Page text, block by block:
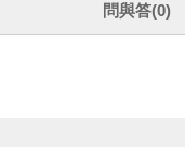
問與答(0)